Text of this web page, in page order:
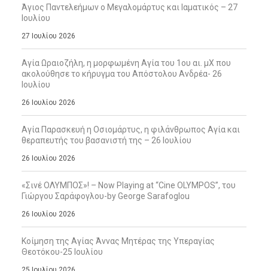
Άγιος Παντελεήμων ο Μεγαλομάρτυς και Ιαματικός – 27
Ιουλίου
27 Ιουλίου 2026
Αγία Ωραιοζήλη, η μορφωμένη Αγία του 1ου αι. μΧ που
ακολούθησε το κήρυγμα του Απόστολου Ανδρέα- 26
Ιουλίου
26 Ιουλίου 2026
Αγία Παρασκευή η Οσιομάρτυς, η φιλάνθρωπος Αγία και
θεραπευτής του βασανιστή της – 26 Ιουλίου
26 Ιουλίου 2026
«Σινέ ΟΛΥΜΠΟΣ»! – Now Playing at “Cine OLYMPOS”, του
Γιώργου Σαράφογλου-by George Sarafoglou
26 Ιουλίου 2026
Κοίμηση της Αγίας Άννας Μητέρας της Υπεραγίας
Θεοτόκου-25 Ιουλίου